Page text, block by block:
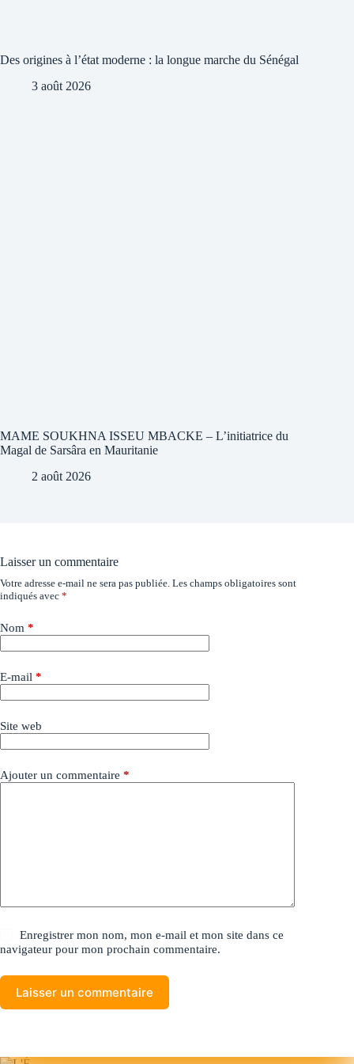
Des origines à l’état moderne : la longue marche du Sénégal
3 août 2026
MAME SOUKHNA ISSEU MBACKE – L’initiatrice du
Magal de Sarsâra en Mauritanie
2 août 2026
Laisser un commentaire
Votre adresse e-mail ne sera pas publiée. Les champs obligatoires sont
indiqués avec *
Nom *
E-mail *
Site web
Ajouter un commentaire *
Enregistrer mon nom, mon e-mail et mon site dans ce
navigateur pour mon prochain commentaire.
Laisser un commentaire